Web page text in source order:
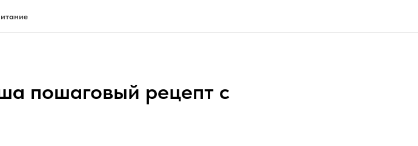
пошаговый рецепт с